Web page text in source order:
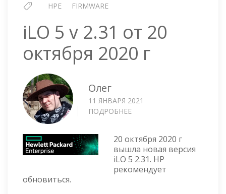
HPE FIRMWARE
iLO 5 v 2.31 от 20
октября 2020 г
Олег
11 ЯНВАРЯ 2021
ПОДРОБНЕЕ
V
2.31
ОТ
20
20 октября 2020 г
вышла новая версия
iLO 5 2.31. HP
рекомендует
обновиться.